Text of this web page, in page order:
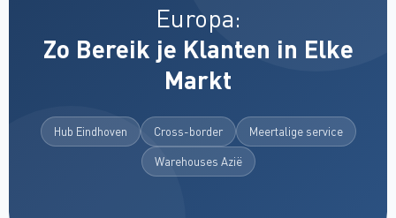
Europa:
Zo Bereik je Klanten in Elke
Markt
Hub Eindhoven Cross-border Meertalige service
Warehouses Azië